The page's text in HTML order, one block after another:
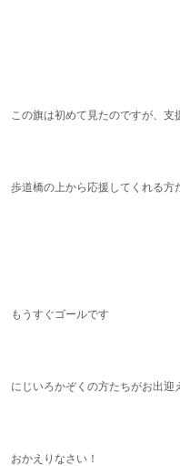
この旗は初めて見たのですが、
歩道橋の上から応援してくれる方
もうすぐゴールです
にじいろかぞくの方たちがお出迎
おかえりなさい！